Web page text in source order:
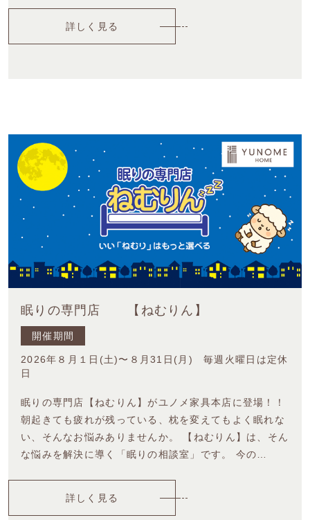
詳しく見る
眠りの専門店 【ねむりん】
開催期間
2026年８月１日(土)〜８月31日(月) 毎週火曜日は定休
日
眠りの専門店【ねむりん】がユノメ家具本店に登場！！
朝起きても疲れが残っている、枕を変えてもよく眠れな
い、そんなお悩みありませんか。 【ねむりん】は、そん
な悩みを解決に導く「眠りの相談室」です。 今の…
詳しく見る